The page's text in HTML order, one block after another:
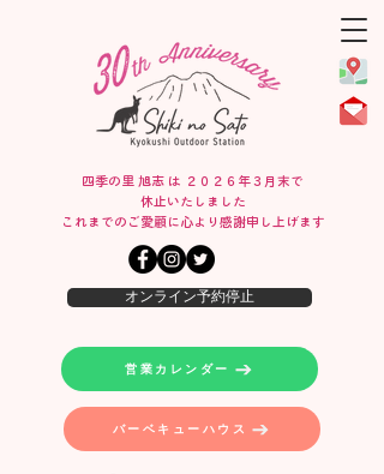
オンライン予約停止
営業カレンダー
バーベキューハウス
四季の里 旭志 は ２０２６年３月末で
休止いたしました
​これまでのご愛顧に心より感謝申し上げます